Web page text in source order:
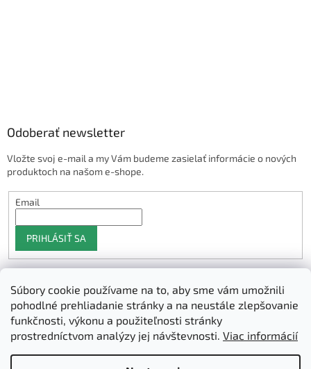
Súbory cookie používame na to, aby sme vám umožnili
pohodlné prehliadanie stránky a na neustále zlepšovanie
funkčnosti, výkonu a použiteľnosti stránky
prostredníctvom analýzy jej návštevnosti. Viac informácií
Odoberať newsletter
Vložte svoj e-mail a my Vám budeme zasielať informácie o nových
produktoch na našom e-shope.
Email
PRIHLÁSIŤ SA
Shoptet.sk